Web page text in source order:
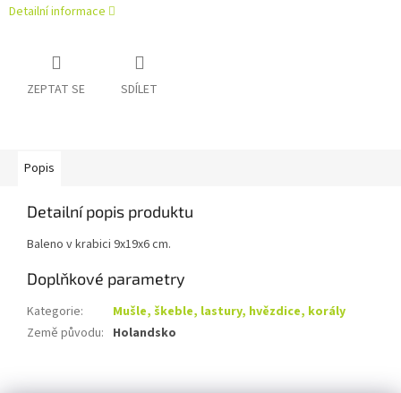
Detailní informace
ZEPTAT SE SDÍLET
Popis
Detailní popis produktu
Baleno v krabici 9x19x6 cm.
Doplňkové parametry
Kategorie:
Mušle, škeble, lastury, hvězdice, korály
Země původu: Holandsko